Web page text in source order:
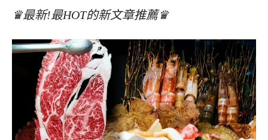
♛最新!最HOT的新文章推薦♛